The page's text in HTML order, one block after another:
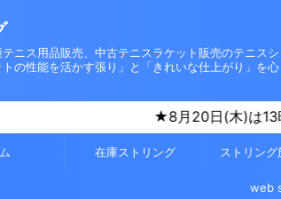
ニス用品販売、中古テニスラケット販売のテニスシ
の性能を活かす張り」と「きれいな仕上がり」を心
★8月20日(木)は13時オープンとさせていた
在庫ストリング ストリン
web